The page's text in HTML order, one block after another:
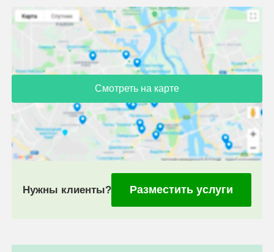
Смотреть на карте
Нужны клиенты? Разместить услуги